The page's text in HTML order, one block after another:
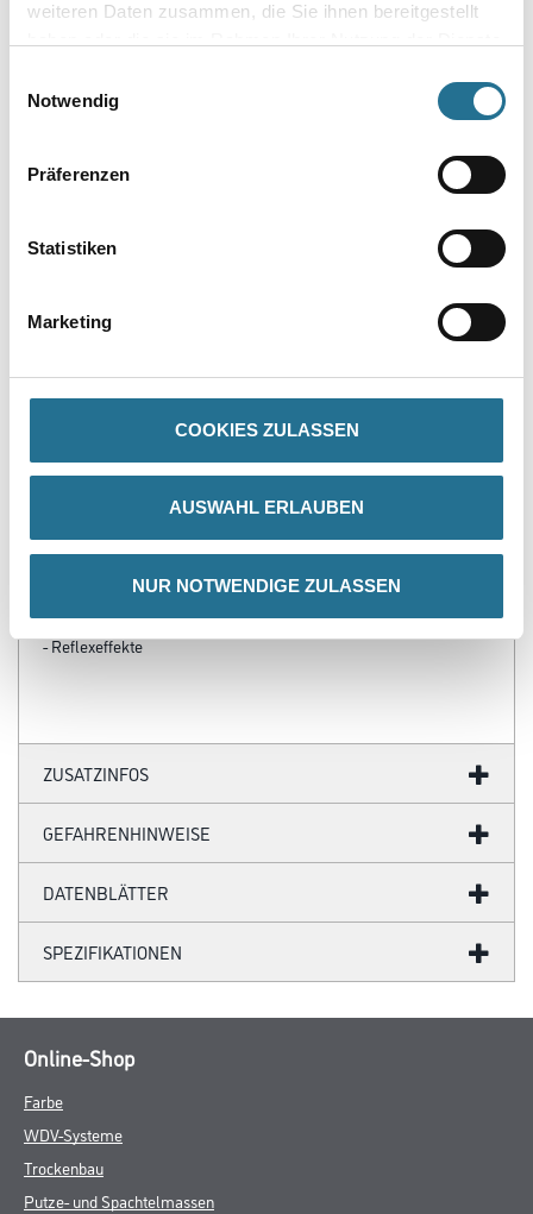
weiteren Daten zusammen, die Sie ihnen bereitgestellt
Notwendig
Präferenzen
Statistiken
Marketing
COOKIES ZULASSEN
AUSWAHL ERLAUBEN
NUR NOTWENDIGE ZULASSEN
- Verschluss mit Reißverschluss und inwendiger
- Ergonomisch geschnittene Ärmel ermöglichen hohe
- Brusttasche mit Reißverschluss
- D-Ring
- Vordertaschen mit Reißverschluss
- Stretch-Stoff an den Seiten und der Brus
- Gummizug in der Unterkant
- Reflexeffekte
ZUSATZINFOS
GEFAHRENHINWEISE
DATENBLÄTTER
SPEZIFIKATIONEN
Online-Shop
Farbe
WDV-Systeme
Trockenbau
Putze- und Spachtelmassen